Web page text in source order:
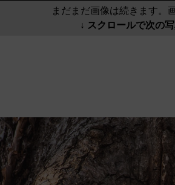
まだまだ画像は続きます。
↓ スクロールで次の写